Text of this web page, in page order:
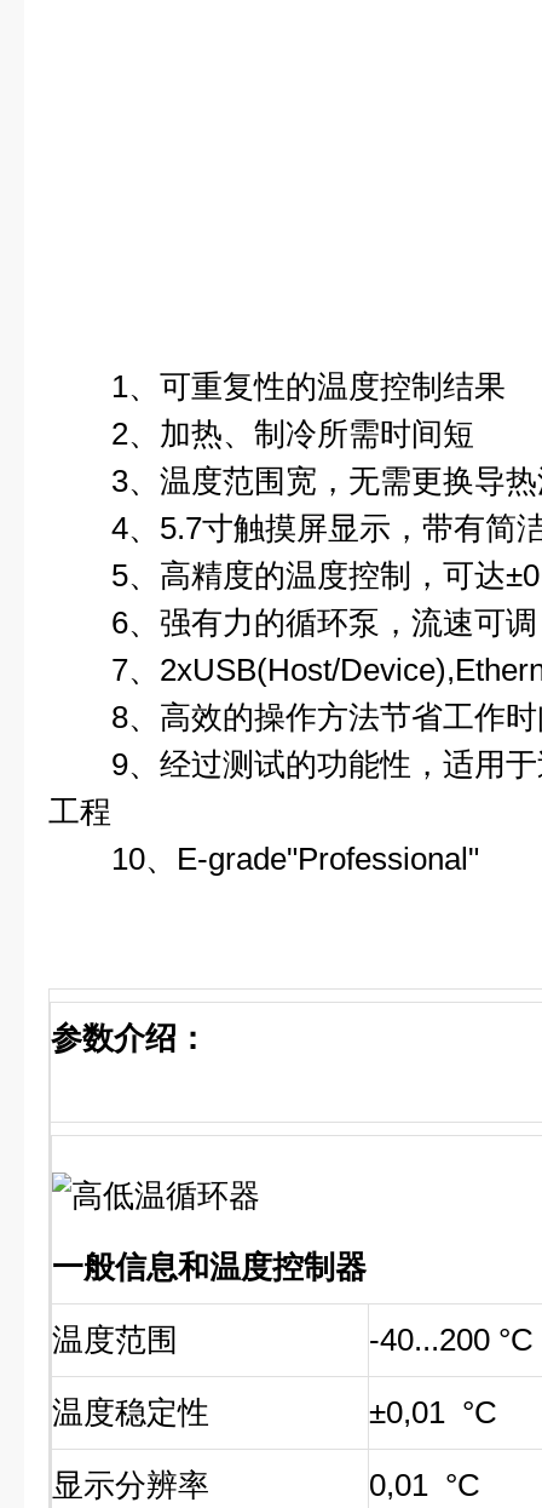
1、可重复性的温度控制结果
2、加热、制冷所需时间短
3、温度范围宽，无需更换导热
4、5.7寸触摸屏显示，带有简
5、高精度的温度控制，可达
6、强有力的循环泵，流速可调
7、2xUSB(Host/
8、高效的操作方法节省工作时
9、经过测试的功能性，适用于
工程
10、E-grade"Professional"
参数介绍：
一般信息和温度控制器
温度范围
-40...200 °C
温度稳定性
±0,01 °C
显示分辨率
0,01 °C